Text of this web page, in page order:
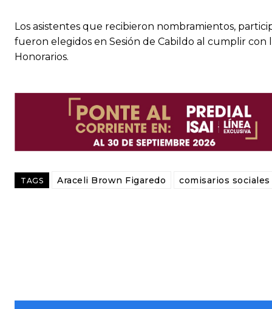
Los asistentes que recibieron nombramientos,
fueron elegidos en Sesión de Cabildo al cumplir con
Honorarios.
TAGS Araceli Brown Figaredo comisarios